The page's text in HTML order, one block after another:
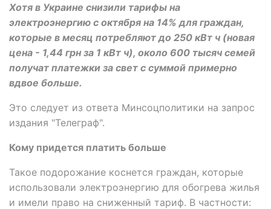
Хотя в Украине снизили тарифы на
электроэнергию с октября на 14% для граждан,
которые в месяц потребляют до 250 кВт ч (новая
цена - 1,44 грн за 1 кВт ч), около 600 тысяч семей
получат платежки за свет с суммой примерно
вдвое больше.
Это следует из ответа Минсоцполитики на запрос
издания "Телеграф".
Кому придется платить больше
Такое подорожание коснется граждан, которые
использовали электроэнергию для обогрева жилья
и имели право на сниженный тариф. В частности: